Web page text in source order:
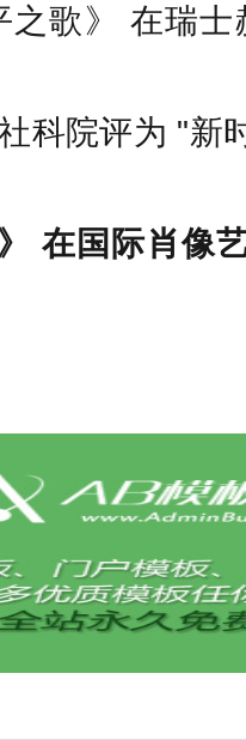
之歌》 在瑞
科院评为 "新
在国际肖像